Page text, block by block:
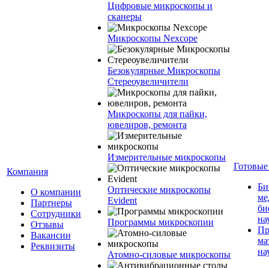
Компания
О компании
Партнеры
Сотрудники
Отзывы
Вакансии
Реквизиты
Цифровые микроскопы и
сканеры
Микроскопы Nexcope
Безокулярные Микроскопы
Стереоувеличители
Микроскопы для пайки,
ювелиров, ремонта
Измерительные микроскопы
Оптические микроскопы
Evident
Программы микроскопии
Атомно-силовые микроскопы